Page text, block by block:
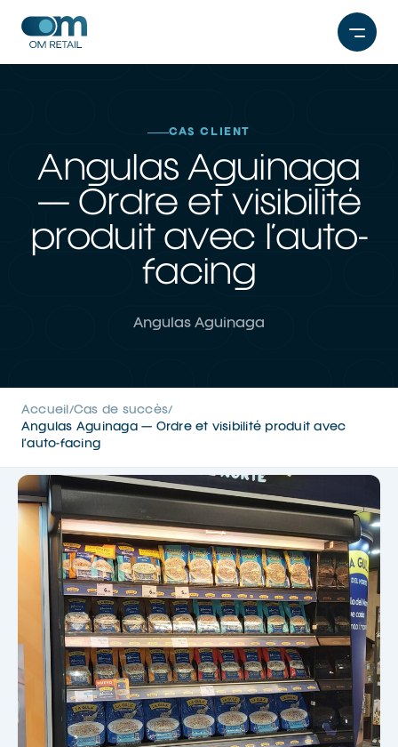
CAS CLIENT
Angulas Aguinaga
— Ordre et visibilité
produit avec l’auto-
facing
Angulas Aguinaga
Accueil /Cas de succès/
Angulas Aguinaga — Ordre et visibilité produit avec
l’auto-facing